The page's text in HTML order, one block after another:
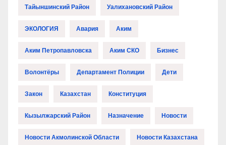
Тайыншинский Район Уалихановский Район
ЭКОЛОГИЯ Авария Аким
Аким Петропавловска Аким СКО Бизнес
Волонтёры Департамент Полиции Дети
Закон Казахстан Конституция
Кызылжарский Район Назначение Новости
Новости Акмолинской Области Новости Казахстана